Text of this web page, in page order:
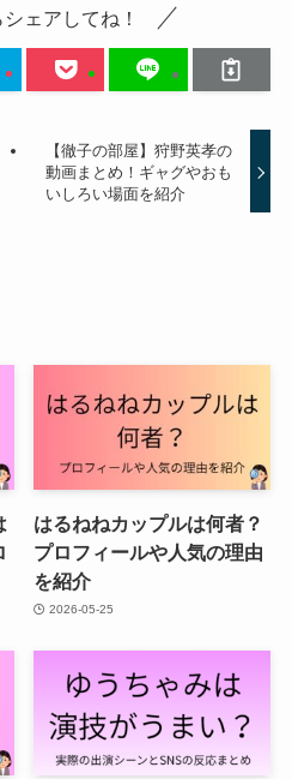
ェアしてね！
【徹子の部屋】狩野英孝の
動画まとめ！ギャグやおも
いしろい場面を紹介
はるねねカップルは何者？
プロフィールや人気の理由
を紹介
2026-05-25